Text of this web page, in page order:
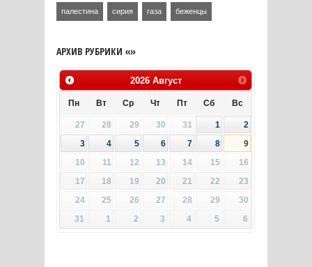
палестина сирия газа беженцы
АРХИВ РУБРИКИ «»
2026 Август
Пн Вт Ср Чт Пт Сб Вс
27 28 29 30 31 1
2
3
4 5 6 7 8
9
10
11 12 13 14 15
16
17
18 19 20 21 22
23
24
25 26 27 28 29
30
31
1 2 3 4 5 6